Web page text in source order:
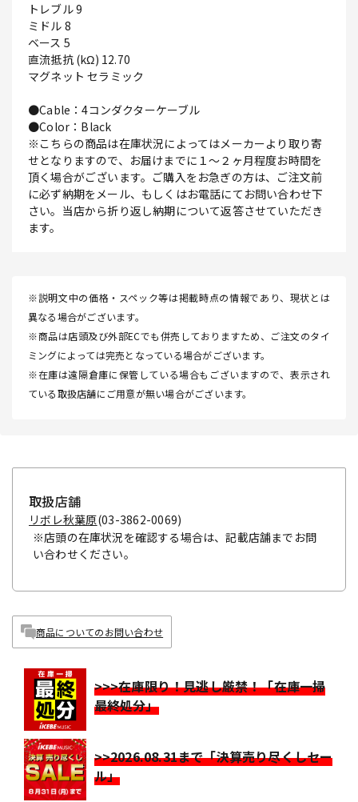
トレブル 9
ミドル 8
ベース 5
直流抵抗 (kΩ) 12.70
マグネット セラミック
●Cable：4コンダクターケーブル
●Color：Black
※こちらの商品は在庫状況によってはメーカーより取り寄
せとなりますので、お届けまでに１～２ヶ月程度お時間を
頂く場合がございます。ご購入をお急ぎの方は、ご注文前
に必ず納期をメール、もしくはお電話にてお問い合わせ下
さい。当店から折り返し納期について返答させていただき
ます。
※説明文中の価格・スペック等は掲載時点の情報であり、現状とは
異なる場合がございます。
※商品は店頭及び外部ECでも併売しておりますため、ご注文のタイ
ミングによっては完売となっている場合がございます。
※在庫は遠隔倉庫に保管している場合もございますので、表示され
ている取扱店舗にご用意が無い場合がございます。
取扱店舗
リボレ秋葉原(03-3862-0069)
※店頭の在庫状況を確認する場合は、記載店舗までお問
い合わせください。
商品についてのお問い合わせ
>>>在庫限り！見逃し厳禁！「在庫一掃
最終処分」
>>2026.08.31まで「決算売り尽くしセー
ル」